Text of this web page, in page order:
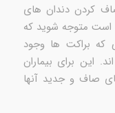
کردن دندان های
متوجه شوید که
که براکت ها وجود
این برای بیماران
صاف و جدید آنها